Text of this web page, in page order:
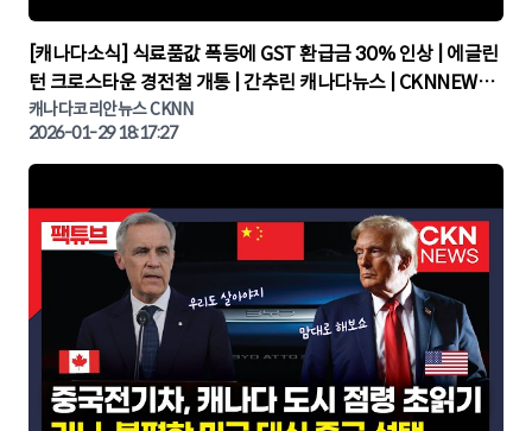
▶
[캐나다소식] 식료품값 폭등에 GST 환급금 30% 인상 | 에글린
턴 크로스타운 경전철 개통 | 간추린 캐나다뉴스 | CKNNEWS,
캐나다코리안뉴스
캐나다코리안뉴스 CKNN
2026-01-29 18:17:27